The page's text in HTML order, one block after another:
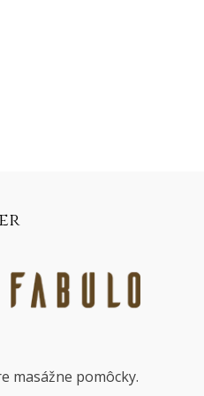
masážne pomôcky.